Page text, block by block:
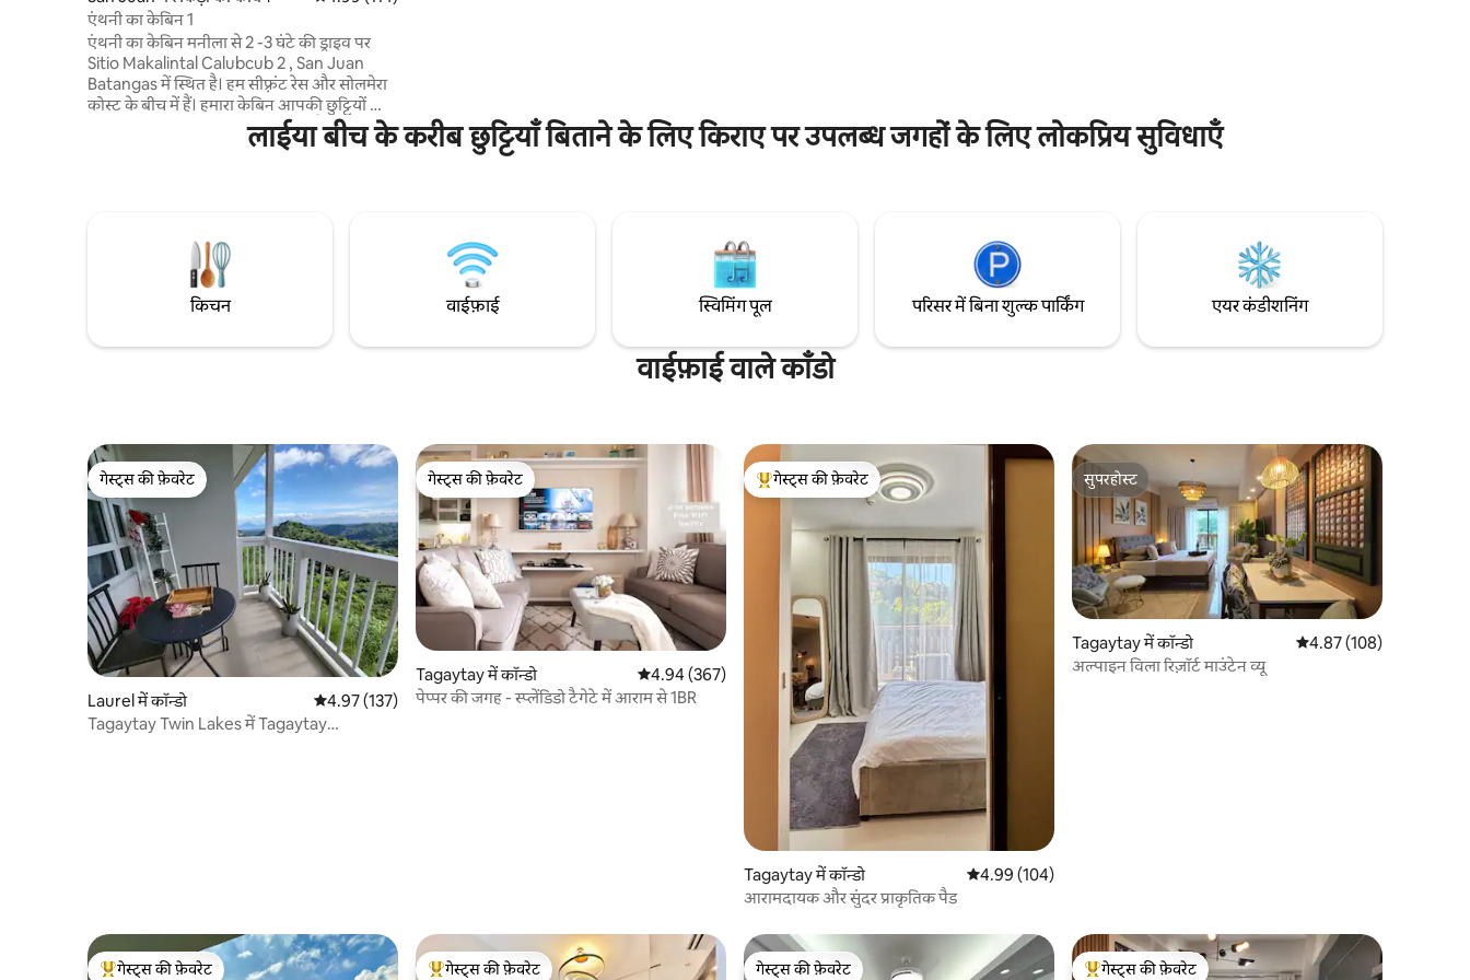
एंथनी का केबिन 1
एंथनी का केबिन मनीला से 2 -3 घंटे की ड्राइव पर
Sitio Makalintal Calubcub 2 , San Juan
Batangas में स्थित है। हम सीफ़्रंट रेस और सोलमेरा
कोस्ट के बीच में हैं। हमारा केबिन आपकी छुट्टियों की
छुट्टियों की जगहों के लिए बिल्कुल सही है, जहाँ आप
आराम कर सकते हैं, आराम कर सकते हैं और अपने
CR टॉयलेट और शॉवर है। कृपया अपने खुद के
तौलिए और टॉयलेटरीज़ साथ लाएँ। और केबिन के
पीछे एक छोटा - सा किचन है।
मिलाता है।
लाईया बीच के करीब छुट्टियाँ बिताने के लिए किराए पर उपलब्ध जगहों के लिए लोकप्रिय सुविधाएँ
किचन वाईफ़ाई स्विमिंग पूल परिसर में बिना शुल्क पार्किंग एयर कंडीशनिंग
वाईफ़ाई वाले काँडो
गेस्ट्स की फ़ेवरेट
गेस्ट्स की फ़ेवरेट
Laurel में कॉन्डो औसत रेटिंग 5 में से 4.97, 137 समीक्षाएँ
4.97 (137)
Tagaytay Twin Lakes में Tagaytay
गेस्ट्स की फ़ेवरेट
गेस्ट्स की फ़ेवरेट
Tagaytay में कॉन्डो औसत रेटिंग 5 में से 4.94, 367 समीक्षाएँ
4.94 (367)
पेप्पर की जगह - स्प्लेंडिडो टैगेटे में आराम से 1BR
गेस्ट्स का टॉप फ़ेवरेट
गेस्ट्स की फ़ेवरेट
Tagaytay में कॉन्डो औसत रेटिंग 5 में से 4.99, 104 समीक्षाएँ
4.99 (104)
आरामदायक और सुंदर प्राकृतिक पैड
सुपरहोस्ट
सुपरहोस्ट
Tagaytay में कॉन्डो औसत रेटिंग 5 में से 4.87,
4.87 (108)
अल्पाइन विला रिज़ॉर्ट माउंटेन व्यू
गेस्ट्स की फ़ेवरेट गेस्ट्स की फ़ेवरेट गेस्ट्स की फ़ेवरेट गेस्ट्स की फ़ेवरेट